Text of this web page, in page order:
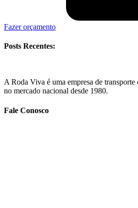
Fazer orçamento
Posts Recentes:
A Roda Viva é uma empresa de transporte
no mercado nacional desde 1980.
Fale Conosco